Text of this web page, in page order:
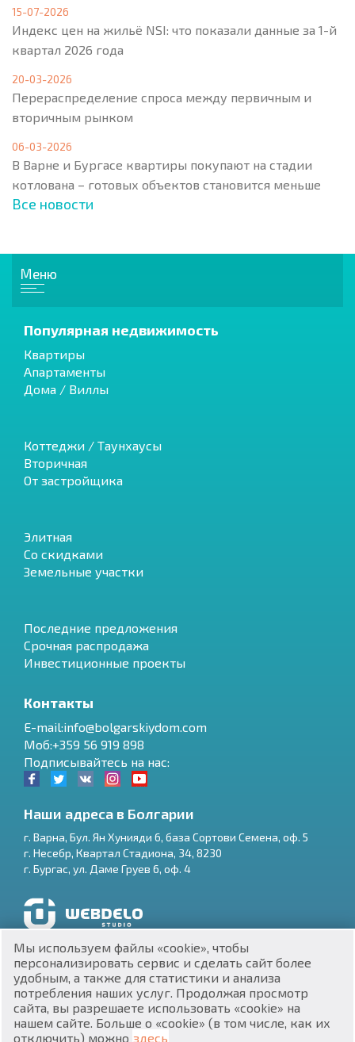
$
₽
₴
zł BG
15-07-2026
Индекс цен на жильё NSI: что показали данные за 1-й
квартал 2026 года
20-03-2026
Перераспределение спроса между первичным и
вторичным рынком
06-03-2026
В Варне и Бургасе квартиры покупают на стадии
котлована – готовых объектов становится меньше
Все новости
Меню
Популярная недвижимость
Квартиры
Апартаменты
Дома / Виллы
Коттеджи / Таунхаусы
Вторичная
От застройщика
Элитная
Со скидками
Земельные участки
Последние предложения
Срочная распродажа
Инвестиционные проекты
Контакты
E-mail:info@bolgarskiydom.com
Моб:+359 56 919 898
Подписывайтесь на нас:
Наши адреса в Болгарии
г. Варна, Бул. Ян Хунияди 6, база Сортови Семена, оф. 5
г. Несебр, Квартал Стадиона, 34, 8230
г. Бургас, ул. Даме Груев 6, оф. 4
Разработка и SEO продвижение сайтов
ЕИК 201160903
Мы используем файлы «cookie», чтобы
персонализировать сервис и сделать сайт более
удобным, а также для статистики и анализа
потребления наших услуг. Продолжая просмотр
сайта, вы разрешаете использовать «cookie» на
нашем сайте. Больше о «cookie» (в том числе, как их
отключить) можно здесь